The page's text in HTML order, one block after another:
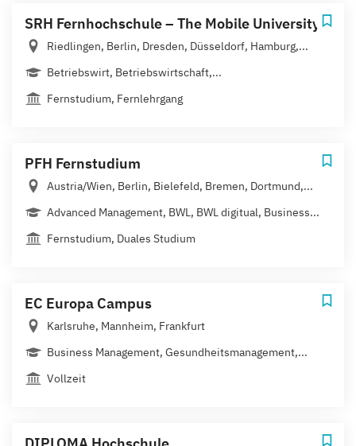
SRH Fernhochschule – The Mobile University
Riedlingen, Berlin, Dresden, Düsseldorf, Hamburg,...
Betriebswirt, Betriebswirtschaft,...
Fernstudium, Fernlehrgang
PFH Fernstudium
Austria/Wien, Berlin, Bielefeld, Bremen, Dortmund,...
Advanced Management, BWL, BWL digitual, Business...
Fernstudium, Duales Studium
EC Europa Campus
Karlsruhe, Mannheim, Frankfurt
Business Management, Gesundheitsmanagement,...
Vollzeit